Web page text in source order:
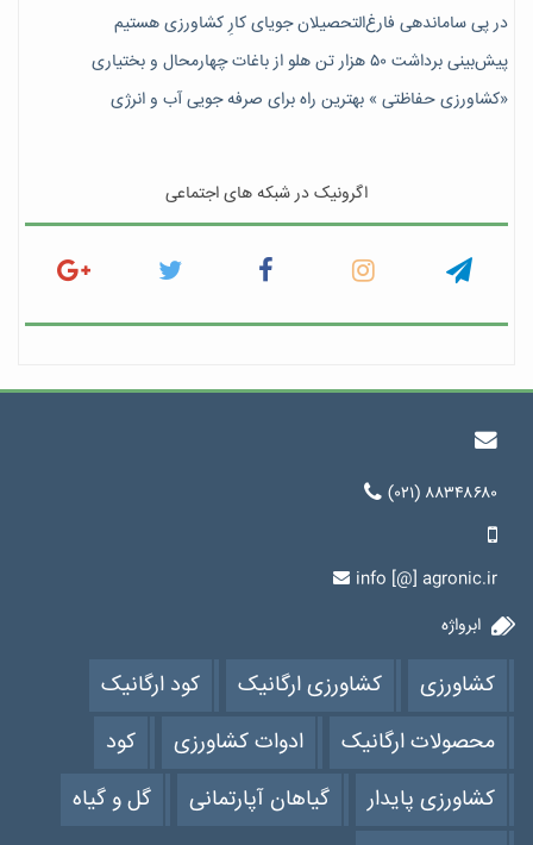
در پی ساماندهی فارغ‌التحصیلان جویای کارِ کشاورزی هستیم
پیش‎‌بینی برداشت ۵۰ هزار تن هلو از باغات چهارمحال و بختیاری
«کشاورزی حفاظتی » بهترین راه برای صرفه جویی آب و انرژی
اگرونیک در شبکه های اجتماعی
(۰۲۱) ۸۸۳۴۸۶۸۰
info [@] agronic.ir
ابرواژه
کشاورزی کشاورزی ارگانیک
کود ارگانیک
محصولات ارگانیک
ادوات کشاورزی
کود
کشاورزی پایدار
گیاهان آپارتمانی
گل و گیاه